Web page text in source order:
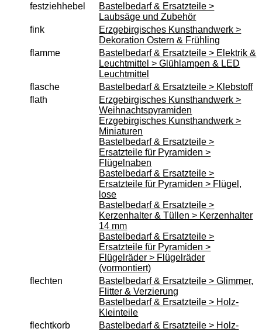
Datenschutz
Montageanleitungen
Warenkorb
Zahlung
Widerrufsbelehrung
festziehhebel
Bastelbedarf & Ersatzteile >
Laubsäge und Zubehör
fink
Erzgebirgisches Kunsthandwerk >
Dekoration Ostern & Frühling
flamme
Bastelbedarf & Ersatzteile > Elektrik &
Leuchtmittel > Glühlampen & LED
Leuchtmittel
flasche
Bastelbedarf & Ersatzteile > Klebstoff
flath
Erzgebirgisches Kunsthandwerk >
Weihnachtspyramiden
Erzgebirgisches Kunsthandwerk >
Miniaturen
Bastelbedarf & Ersatzteile >
Ersatzteile für Pyramiden >
Flügelnaben
Bastelbedarf & Ersatzteile >
Ersatzteile für Pyramiden > Flügel,
lose
Bastelbedarf & Ersatzteile >
Kerzenhalter & Tüllen > Kerzenhalter
14 mm
Bastelbedarf & Ersatzteile >
Ersatzteile für Pyramiden >
Flügelräder > Flügelräder
(vormontiert)
flechten
Bastelbedarf & Ersatzteile > Glimmer,
Flitter & Verzierung
Bastelbedarf & Ersatzteile > Holz-
Kleinteile
flechtkorb
Bastelbedarf & Ersatzteile > Holz-